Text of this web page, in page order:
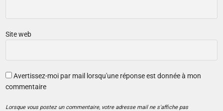
Site web
Avertissez-moi par mail lorsqu'une réponse est donnée à mon
commentaire
Lorsque vous postez un commentaire, votre adresse mail ne s'affiche pas